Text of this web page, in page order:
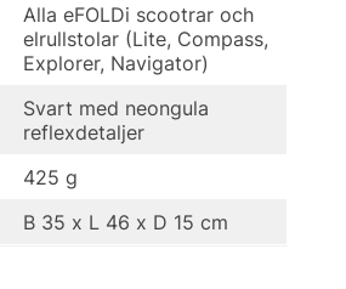
Alla eFOLDi scootrar och
elrullstolar (Lite, Compass,
Explorer, Navigator)
Svart med neongula
reflexdetaljer
425 g
B 35 x L 46 x D 15 cm